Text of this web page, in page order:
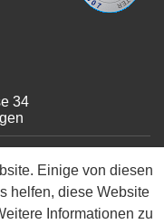
34
Einige von diesen
helfen, diese Website
Informationen zu